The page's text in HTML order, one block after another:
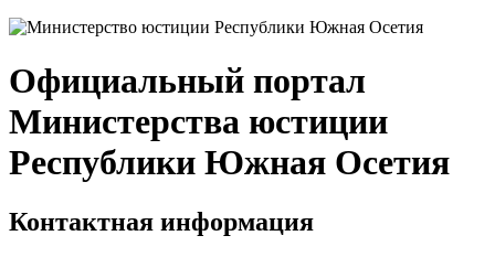
Официальный портал
Министерства юстиции
Республики Южная Осетия
Контактная информация